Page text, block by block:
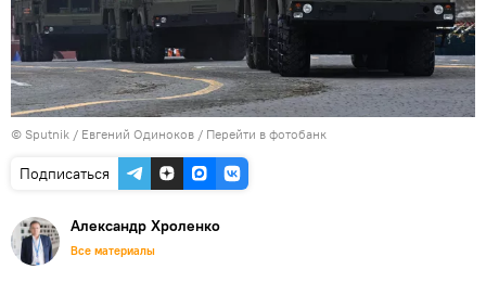
© Sputnik / Евгений Одиноков / Перейти в фотобанк
Подписаться
Александр Хроленко
Все материалы